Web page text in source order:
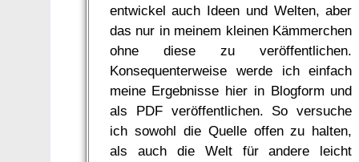
entwickel auch Ideen und Welten, aber
das nur in meinem kleinen Kämmerchen
ohne diese zu veröffentlichen.
Konsequenterweise werde ich einfach
meine Ergebnisse hier in Blogform und
als PDF veröffentlichen. So versuche
ich sowohl die Quelle offen zu halten,
als auch die Welt für andere leicht